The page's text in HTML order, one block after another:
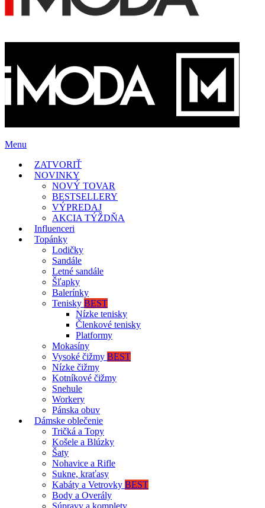
Menu
ZATVORIŤ
NOVINKY
NOVÝ TOVAR
BESTSELLERY
VÝPREDAJ
AKCIA TÝŽDŇA
Influenceri
Topánky
Lodičky
Sandále
Letné sandále
Šľapky
Balerínky
Tenisky BEST
Nízke tenisky
Členkové tenisky
Platformy
Mokasíny
Vysoké čižmy BEST
Nízke čižmy
Kotníkové čižmy
Snehule
Workery
Pánska obuv
Dámske oblečenie
Tričká a Topy
Košele a Blúzky
Šaty
Nohavice a Rifle
Sukne, kraťasy
Kabáty a Vetrovky BEST
Body a Overály
Súpravy a komplety